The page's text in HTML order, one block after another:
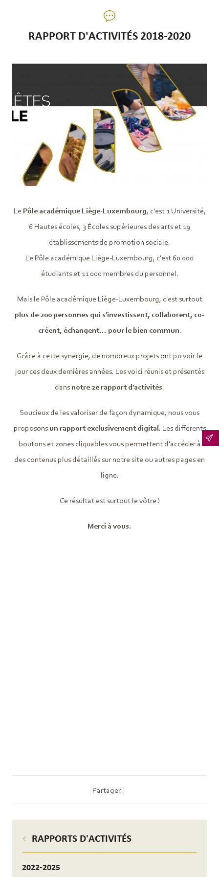
RAPPORT D'ACTIVITÉS 2018-2020
RAPPORTS D'ACTIVITÉS
2022-2025
Le Pôle académique Liège-Luxembourg, c'est 1 Université,
6 Hautes écoles, 3 Écoles supérieures des arts et 19
établissements de promotion sociale.
Le Pôle académique Liège-Luxembourg, c'est 60 000
étudiants et 11 000 membres du personnel.
Mais le Pôle académique Liège-Luxembourg, c'est surtout
plus de 200 personnes qui s'investissent, collaborent, co-
créent, échangent... pour le bien commun.
Grâce à cette synergie, de nombreux projets ont pu voir le
jour ces deux dernières années. Les voici réunis et présentés
dans notre 2e rapport d’activités.
Soucieux de les valoriser de façon dynamique, nous vous
proposons un rapport exclusivement digital . Les différents
boutons et zones cliquables vous permettent d'accéder à
des contenus plus détaillés sur notre site ou autres pages en
ligne.
Ce résultat est surtout le vôtre !
Merci à vous.
Partager :